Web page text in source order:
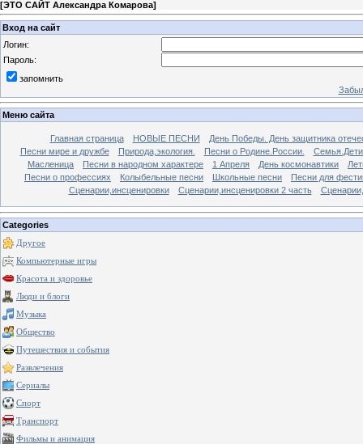
[ЭТО САЙТ Александра Комарова]
Вход на сайт
Логин:
Пароль:
запомнить
Меню сайта
Главная страница НОВЫЕ ПЕСНИ
День Победы. День защитника
Песни мире и дружбе
Природа,экология. Песни о Родине.России.
Масленица
Песни в народном характере 1 Апреля День космонавтики
Песни о профессиях
Колыбельные песни Школьные песни
Песни для
Сценарии,инсценировки
Сценарии,инсценировки 2 часть
Categories
Другое
Компьютерные игры
Красота и здоровье
Люди и блоги
Музыка
Общество
Путешествия и события
Развлечения
Сериалы
Спорт
Транспорт
Фильмы и анимация